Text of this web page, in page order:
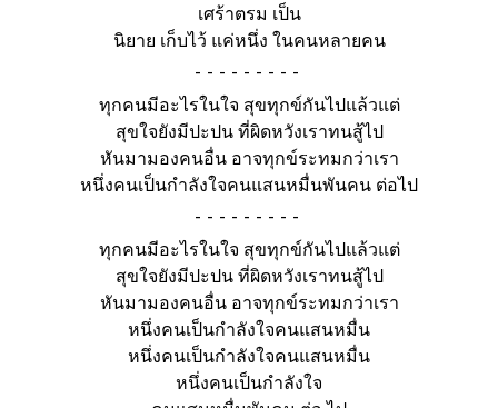
เศร้าตรม เป็น
นิยาย เก็บไว้ แค่หนึ่ง ในคนหลายคน
-
ทุกคนมีอะไรในใจ สุขทุกข์กันไปแล้วแต่
สุขใจยังมีปะปน ที่ผิดหวังเราทนสู้ไป
หันมามองคนอื่น อาจทุกข์ระทมกว่าเรา
หนึ่งคนเป็นกำลังใจคนแสนหมื่นพันคน ต่อไป
-
ทุกคนมีอะไรในใจ สุขทุกข์กันไปแล้วแต่
สุขใจยังมีปะปน ที่ผิดหวังเราทนสู้ไป
หันมามองคนอื่น อาจทุกข์ระทมกว่าเรา
หนึ่งคนเป็นกำลังใจคนแสนหมื่น
หนึ่งคนเป็นกำลังใจคนแสนหมื่น
หนึ่งคนเป็นกำลังใจ